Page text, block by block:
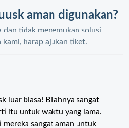
aman digunakan?
dan tidak menemukan solusi
kami, harap ajukan tiket.
luar biasa! Bilahnya sangat
itu untuk waktu yang lama.
mereka sangat aman untuk